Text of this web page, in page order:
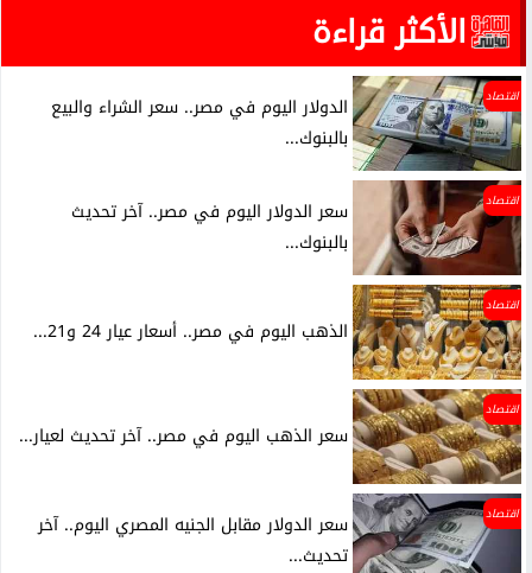
الأكثر قراءة
اقتصاد
الدولار اليوم في مصر.. سعر الشراء والبيع
بالبنوك...
اقتصاد
سعر الدولار اليوم في مصر.. آخر تحديث
بالبنوك...
اقتصاد
الذهب اليوم في مصر.. أسعار عيار 24 و21...
اقتصاد
سعر الذهب اليوم في مصر.. آخر تحديث لعيار...
اقتصاد
سعر الدولار مقابل الجنيه المصري اليوم.. آخر
تحديث...